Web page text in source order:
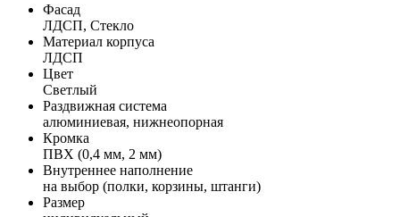
Фасад
ЛДСП, Стекло
Материал корпуса
ЛДСП
Цвет
Светлый
Раздвижная система
алюминиевая, нижнеопорная
Кромка
ПВХ (0,4 мм, 2 мм)
Внутреннее наполнение
на выбор (полки, корзины, штанги)
Размер